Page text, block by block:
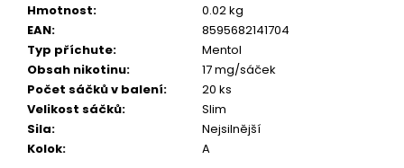
Hmotnost:
0.02 kg
EAN:
8595682141704
Typ příchute:
Mentol
Obsah nikotinu:
17 mg/sáček
Počet sáčků v balení:
20 ks
Velikost sáčků:
Slim
Sila:
Nejsilnější
Kolok: A
u
č
e
m
e